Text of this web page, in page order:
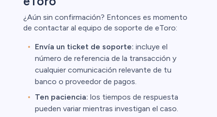
¿Aún sin confirmación? Entonces es momento
de contactar al equipo de soporte de eToro:
Envía un ticket de soporte: incluye el
número de referencia de la transacción y
cualquier comunicación relevante de tu
banco o proveedor de pagos.
Ten paciencia: los tiempos de respuesta
pueden variar mientras investigan el caso.